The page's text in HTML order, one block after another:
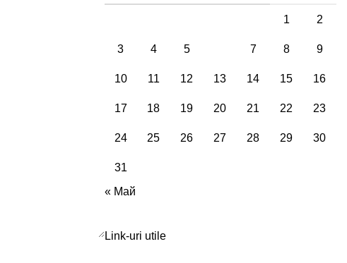
1 2
3 4 5 7 8 9
10 11 12 13 14 15 16
17 18 19 20 21 22 23
24 25 26 27 28 29 30
31
« Май
Link-uri utile